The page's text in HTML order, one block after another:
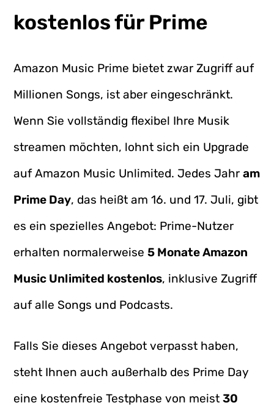
kostenlos für Prime
Amazon Music Prime bietet zwar Zugriff auf
Millionen Songs, ist aber eingeschränkt.
Wenn Sie vollständig flexibel Ihre Musik
streamen möchten, lohnt sich ein Upgrade
auf Amazon Music Unlimited. Jedes Jahram
Prime Day, das heißt am 16. und 17. Juli, gibt
es ein spezielles Angebot: Prime-Nutzer
erhalten normalerweise5 Monate Amazon
Music Unlimited kostenlos, inklusive Zugriff
auf alle Songs und Podcasts.
Falls Sie dieses Angebot verpasst haben,
steht Ihnen auch außerhalb des Prime Day
eine kostenfreie Testphase von meist30